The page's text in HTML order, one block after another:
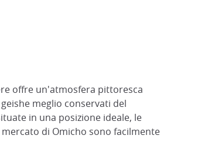
offre un'atmosfera pittoresca
meglio conservati del
in una posizione ideale, le
di Omicho sono facilmente